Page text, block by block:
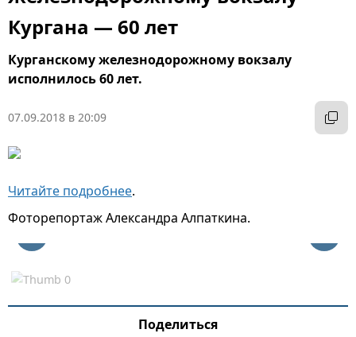
Кургана — 60 лет
Курганскому железнодорожному вокзалу
исполнилось 60 лет.
07.09.2018 в 20:09
Читайте подробнее.
Фоторепортаж Александра Алпаткина.
Поделиться